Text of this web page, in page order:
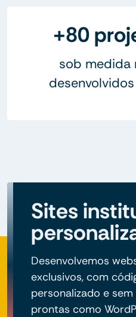
+80
sob medida
Sites
Desenvolvemos
exclusivos, com
personalizado e
prontas como